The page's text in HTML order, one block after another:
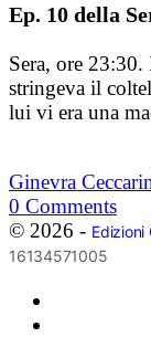
Ep. 10 della
Sera, ore
stringeva il
lui vi era una
Ginevra
0 Comments
© 2026 - Edizioni
16134571005